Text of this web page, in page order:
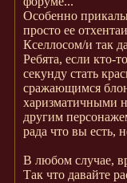
Особенно
просто ее
Кселлосом/и так
Ребята, если кто-
секунду стать
сражающимся
харизматичными
другим
рада что вы есть,
В любом случае,
Так что давайте